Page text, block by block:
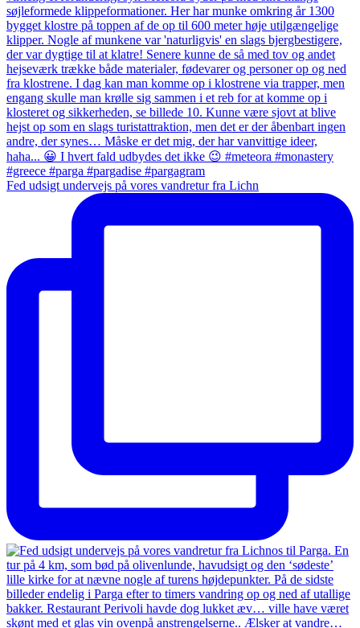
Fed udsigt undervejs på vores vandretur fra Lichn